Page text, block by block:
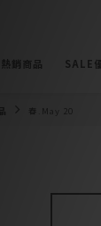
熱銷商品 SALE
春.May 20